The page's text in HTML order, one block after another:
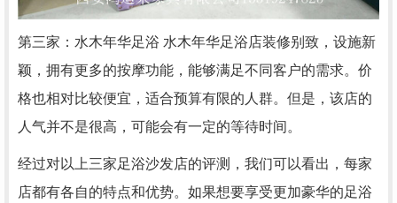
第三家：水木年华足浴 水木年华足浴店装修别致，设施新
颖，拥有更多的按摩功能，能够满足不同客户的需求。价
格也相对比较便宜，适合预算有限的人群。但是，该店的
人气并不是很高，可能会有一定的等待时间。
经过对以上三家足浴沙发店的评测，我们可以看出，每家
店都有各自的特点和优势。如果想要享受更加豪华的足浴